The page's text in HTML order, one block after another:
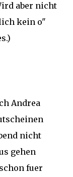
aber nicht
kein o"
Andrea
nicht
gehen
fuer